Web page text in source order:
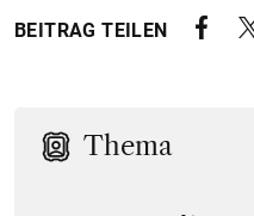
BEITRAG TEILEN
Thema